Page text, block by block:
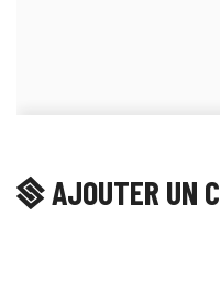
AJOUTER UN